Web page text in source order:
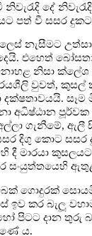
නිවැරැදි දේ
පත් වී සසර
නැසීමට උත්සාහ
එහෙත්
නිසා ක්ලේශ
වුවත්, කුසල්
අධිෂ්ඨාන
ගැනීමේ, ඇලී
දිගු කොට
දී මාරයා
සංයුත්තයෙහි
ගොදුරක්
ඉව කර බැලූ
පිටට දාන තුරු
ය.